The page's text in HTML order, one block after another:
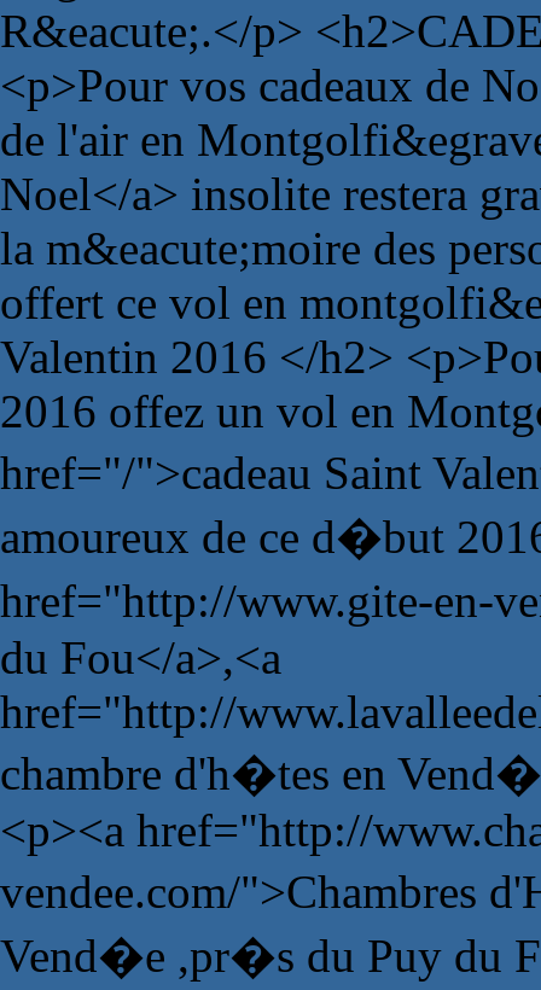
R&eacute;.</p>
<p>Pour vos cadeaux de
de l'air en
Noel</a> insolite restera
la m&eacute;moire des
offert ce vol en
Valentin 2016 </h2>
2016 offez un vol en
href="/">cadeau Saint
amoureux de ce d�but
href="http://www.gite-en-
du Fou</a>,<a
href="http://
chambre d'h�tes en
<p><a href="http://
vendee.com/">Chambres
Vend�e ,pr�s du Puy du